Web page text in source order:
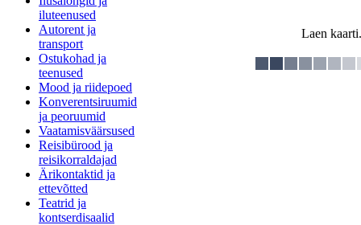
iluteenused
Autorent ja
transport
Ostukohad ja
teenused
Mood ja riidepoed
Konverentsiruumid
ja peoruumid
Vaatamisväärsused
Reisibürood ja
reisikorraldajad
Ärikontaktid ja
ettevõtted
Teatrid ja
kontserdisaalid
Laen